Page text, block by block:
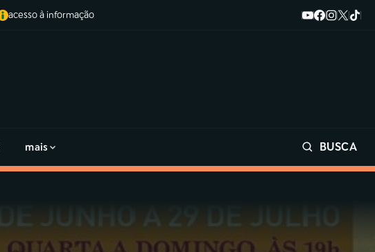
acesso à informação
mais BUSCA